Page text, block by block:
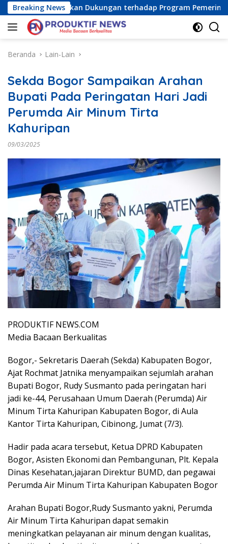
Langsung
ke
konten
Breaking News
Tegaskan Dukungan terhadap Program Pemerintah
Beranda Lain-Lain
Sekda Bogor Sampaikan Arahan
Bupati Pada Peringatan Hari Jadi
Perumda Air Minum Tirta
Kahuripan
09/03/2025
PRODUKTIF NEWS.COM
Media Bacaan Berkualitas
Bogor,- Sekretaris Daerah (Sekda) Kabupaten Bogor,
Ajat Rochmat Jatnika menyampaikan sejumlah arahan
Bupati Bogor, Rudy Susmanto pada peringatan hari
jadi ke-44, Perusahaan Umum Daerah (Perumda) Air
Minum Tirta Kahuripan Kabupaten Bogor, di Aula
Kantor Tirta Kahuripan, Cibinong, Jumat (7/3).
Hadir pada acara tersebut, Ketua DPRD Kabupaten
Bogor, Asisten Ekonomi dan Pembangunan, Plt. Kepala
Dinas Kesehatan,jajaran Direktur BUMD, dan pegawai
Perumda Air Minum Tirta Kahuripan Kabupaten Bogor
Arahan Bupati Bogor,Rudy Susmanto yakni, Perumda
Air Minum Tirta Kahuripan dapat semakin
meningkatkan pelayanan air minum dengan kualitas,